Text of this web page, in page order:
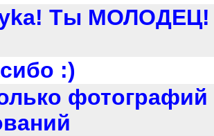
Ты МОЛОДЕЦ!
:)
фотографий